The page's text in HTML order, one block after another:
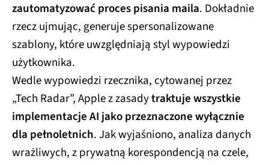
zautomatyzować proces pisania maila. Dokładnie
rzecz ujmując, generuje spersonalizowane
szablony, które uwzględniają styl wypowiedzi
użytkownika.
Wedle wypowiedzi rzecznika, cytowanej przez
„Tech Radar”, Apple z zasadytraktuje wszystkie
implementacje AI jako przeznaczone wyłącznie
dla pełnoletnich. Jak wyjaśniono, analiza danych
wrażliwych, z prywatną korespondencją na czele,